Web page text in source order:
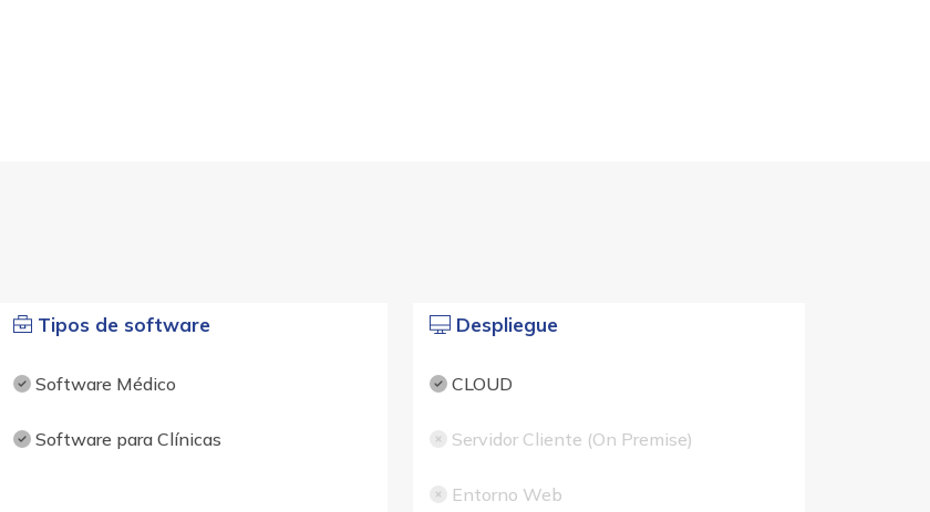
Tipos de software
Software Médico
Software para Clínicas
Despliegue
CLOUD
Servidor Cliente (On Premise)
Entorno Web